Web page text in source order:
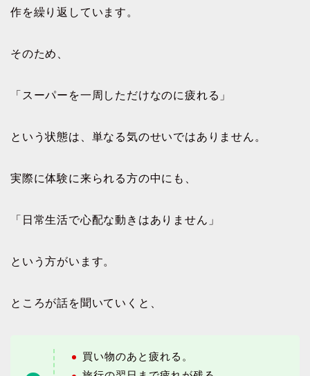
作を繰り返しています。
そのため、
「スーパーを一周しただけなのに疲れる」
という状態は、単なる気のせいではありません。
実際に体験に来られる方の中にも、
「日常生活で心配な動きはありません」
という方がいます。
ところが話を聞いていくと、
買い物のあと疲れる。